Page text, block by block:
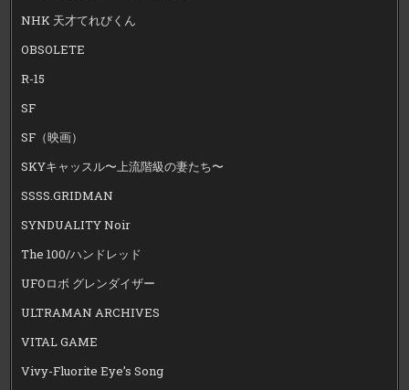
NHK 天才てれびくん
OBSOLETE
R-15
SF
SF（映画）
SKYキャッスル〜上流階級の妻たち〜
SSSS.GRIDMAN
SYNDUALITY Noir
The 100/ハンドレッド
UFOロボ グレンダイザー
ULTRAMAN ARCHIVES
VITAL GAME
Vivy-Fluorite Eye’s Song